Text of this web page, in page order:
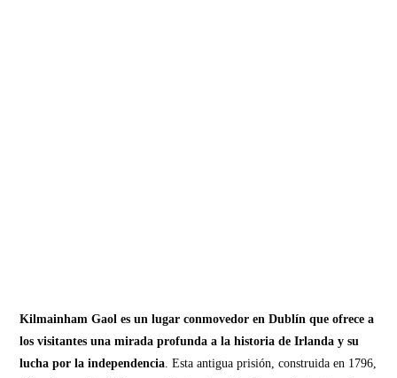
Kilmainham Gaol es un lugar conmovedor en Dublín que ofrece a
los visitantes una mirada profunda a la historia de Irlanda y su
lucha por la independencia. Esta antigua prisión, construida en 1796,